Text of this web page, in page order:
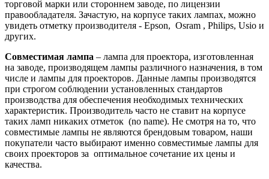
торговой марки или стороннем заводе, по лицензии
правообладателя. Зачастую, на корпусе таких лампах, можно
увидеть отметку производителя - Epson, Osram , Philips, Usio и
других.
Совместимая лампа – лампа для проектора, изготовленная
на заводе, производящем лампы различного назначения, в том
числе и лампы для проекторов. Данные лампы производятся
при строгом соблюдении установленных стандартов
производства для обеспечения необходимых технических
характеристик. Производитель часто не ставит на корпусе
таких ламп никаких отметок (no name). Не смотря на то, что
совместимые лампы не являются брендовым товаром, наши
покупатели часто выбирают именно совместимые лампы для
своих проекторов за оптимальное сочетание их цены и
качества.